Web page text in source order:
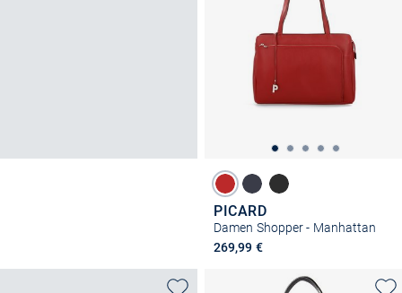
PICARD
Damen Shopper - Manhattan
269,99 €